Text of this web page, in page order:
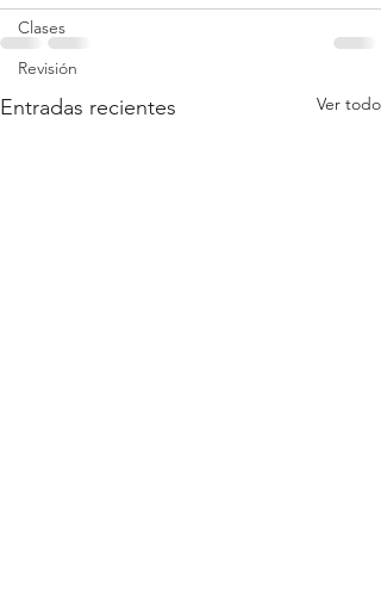
Clases
Revisión
Entradas recientes Ver todo